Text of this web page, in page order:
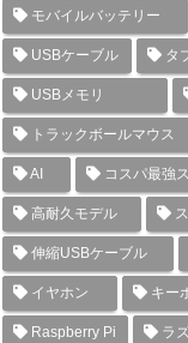
モバイルバッテリー
USBケーブル タ
USBメモリ
トラックボールマウス
AI コスパ最強
高耐久モデル
伸縮USBケーブル
イヤホン キー
Raspberry Pi ラ